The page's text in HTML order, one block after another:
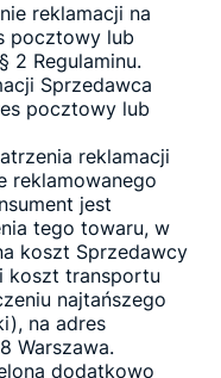
reklamacji na
pocztowy lub
2 Regulaminu.
Sprzedawca
pocztowy lub
reklamacji
reklamowanego
jest
tego towaru, w
koszt Sprzedawcy
koszt transportu
najtańszego
na adres
Warszawa.
dodatkowo